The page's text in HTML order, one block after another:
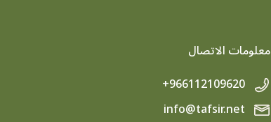
معلومات الاتصال
+966112109620